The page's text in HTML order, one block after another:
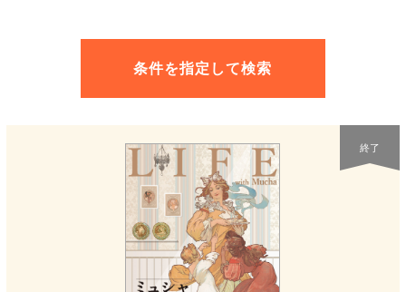
条件を指定して検索
終了